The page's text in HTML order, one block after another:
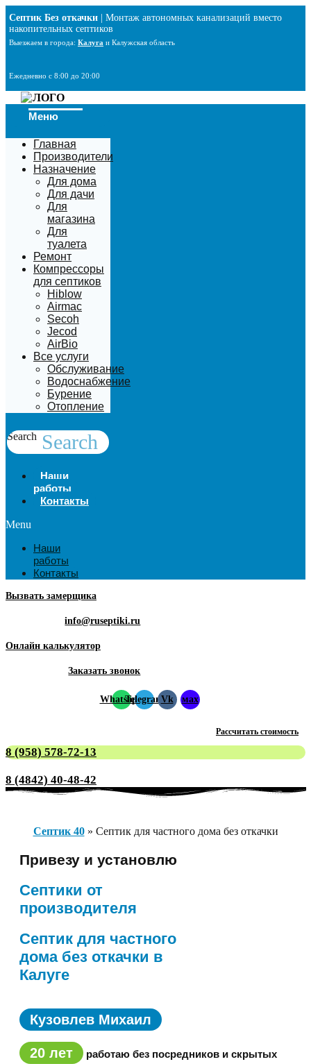
к
содержимому
Септик Без откачки | Монтаж автономных канализаций вместо
накопительных септиков
Выезжаем в города: Калуга и Калужская область
Ежедневно с 8:00 до 20:00
Меню
Главная
Производители
Назначение
Для дома
Для дачи
Для
магазина
Для
туалета
Ремонт
Компрессоры
для септиков
Hiblow
Airmac
Secoh
Jecod
AirBio
Все услуги
Обслуживание
Водоснабжение
Бурение
Отопление
Search Search
Наши
работы
Контакты
Menu
Наши
работы
Контакты
Вызвать замерщика
info@ruseptiki.ru
Онлайн калькулятор
Заказать звонок
WhatsappTelegramVk мах
Рассчитать стоимость
8 (958) 578-72-13
8 (4842) 40-48-42
Септик 40» Септик для частного дома без откачки
Привезу и установлю
Септики от
производителя
Септик для частного
дома без откачки в
Калуге
Кузовлев Михаил
20 лет
работаю без посредников и скрытых